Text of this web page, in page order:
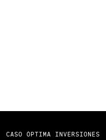
CASO ÓPTIMA INVERSIONES